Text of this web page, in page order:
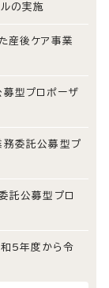
の実施
産後ケア事業
型プロポーザ
委託公募型プ
託公募型プロ
和5年度から令